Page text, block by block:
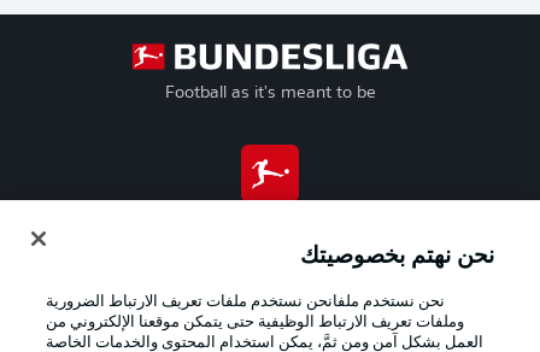
Football as it's meant to be
Official Partners
نحن نهتم بخصوصيتك
نحن نستخدم ملفانحن نستخدم ملفات تعريف الارتباط الضرورية
وملفات تعريف الارتباط الوظيفية حتى يتمكن موقعنا الإلكتروني من
العمل بشكل آمن ومن ثمَّ، يمكن استخدام المحتوى والخدمات الخاصة